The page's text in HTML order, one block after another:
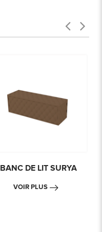
BANC DE LIT SURYA
VOIR PLUS